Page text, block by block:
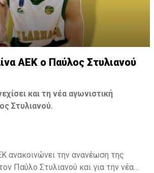
ΑΕΚ ο Παύλος Στυλιανού
και τη νέα αγωνιστική
Στυλιανού.
ανακοινώνει την ανανέωση της
Παύλο Στυλιανού και για την νέα